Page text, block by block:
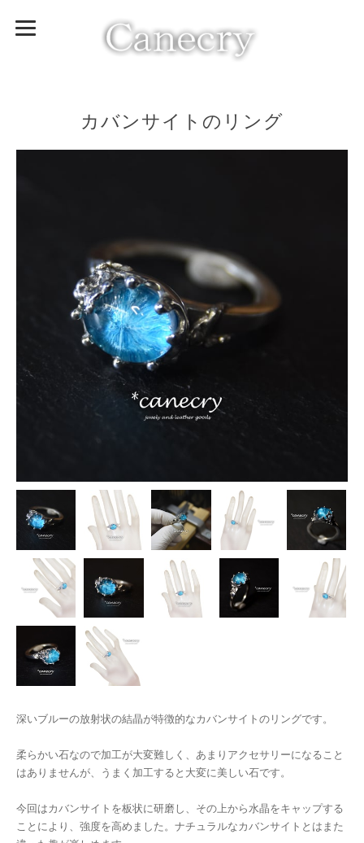
カバンサイトのリング
深いブルーの放射状の結晶が特徴的なカバンサイトのリングです。
柔らかい石なので加工が大変難しく、あまりアクセサリーになること
はありませんが、うまく加工すると大変に美しい石です。
今回はカバンサイトを板状に研磨し、その上から水晶をキャップする
ことにより、強度を高めました。ナチュラルなカバンサイトとはまた